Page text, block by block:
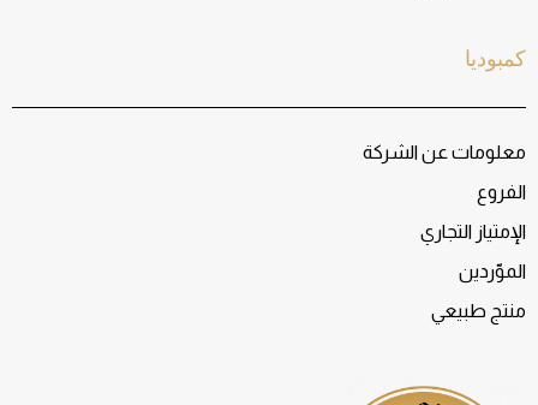
كمبوديا
معلومات عن الشركة
الفروع
الإمتياز التجاري
الموّردين
منتج طبيعي